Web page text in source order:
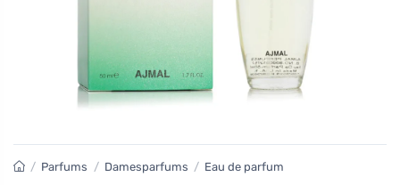
/ Parfums / Damesparfums / Eau de parfum